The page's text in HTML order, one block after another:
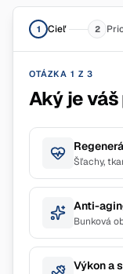
1 Cieľ 2
OTÁZKA 1 Z 3
Aký je
Šľachy,
Anti-
Bunková
Výkon a